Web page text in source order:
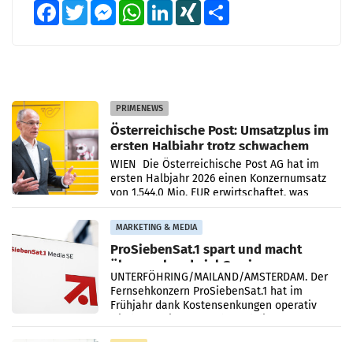
FacebookTwitter MessengerWhatsAppLinkedInXING
PRIMENEWS
Österreichische Post: Umsatzplus im
ersten Halbjahr trotz schwachem
Briefgeschäft
WIEN Die Österreichische Post AG hat im
ersten Halbjahr 2026 einen Konzernumsatz
von 1.544,0 Mio. EUR erwirtschaftet, was
einem Plus von 3,8 Prozent gegenüber dem
Vergleichszeitraum
MARKETING & MEDIA
ProSiebenSat.1 spart und macht
überraschend viel Gewinn
UNTERFÖHRING/MAILAND/AMSTERDAM. Der
Fernsehkonzern ProSiebenSat.1 hat im
Frühjahr dank Kostensenkungen operativ